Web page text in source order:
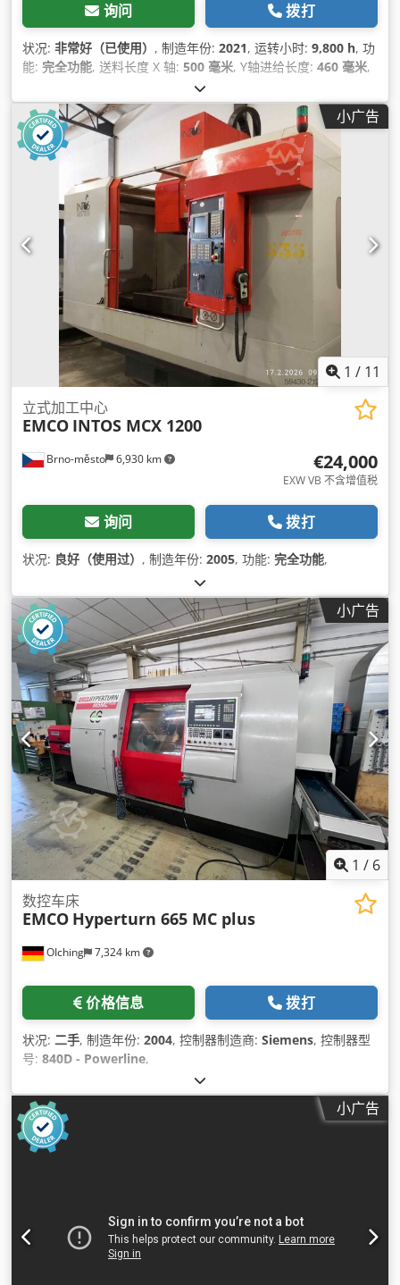
询问 拨打
状况: 非常好（已使用） , 制造年份: 2021, 运转小时: 9,800 h, 功
能: 完全功能, 送料长度 X 轴: 500 毫米, Y轴进给长度: 460 毫米,
, X轴行程:
Z轴移动距离:450 毫米, 主轴速度（最大）:12,000 转/分, 主轴
转速（最小）:50 转/分 , 工作台宽度:500 毫米 , 桌面长度:630
毫米, 输入电流类型: , 最大转速:12,000 转/分 , 转速（最
小）:50 转/分 , 总重量: 6,500 千克 , 输入电压:400 V, 输入电流:
, 输入频率:50 赫兹,
小广告
1 / 11
Brno-město 6,930 km
立式加工中心
EMCO INTOS MCX 1200
€24,000
EXW VB 不含增值税
询问 拨打
状况: 良好（使用过） , 制造年份: 2005, 功能: 完全功能,
小广告
1 / 6
OIching 7,324 km
数控车床
EMCO Hyperturn 665 MC plus
价格信息 拨打
状况: 二手, 制造年份: 2004, 控制器制造商: Siemens, 控制器型
号: 840D - Powerline,
小广告